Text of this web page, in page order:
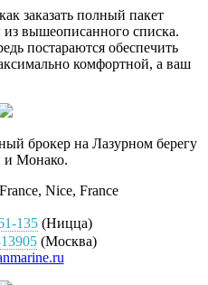
заказать полный пакет
из вышеописанного списка.
постараются обеспечить
комфортной, а ваш
брокер на Лазурном берегу
Монако.
Nice, France
135(Ницца)
(Москва)